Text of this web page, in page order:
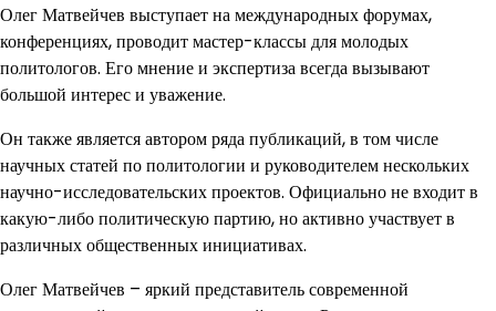
Олег Матвейчев выступает на международных форумах,
конференциях, проводит мастер-классы для молодых
политологов. Его мнение и экспертиза всегда вызывают
большой интерес и уважение.
Он также является автором ряда публикаций, в том числе
научных статей по политологии и руководителем нескольких
научно-исследовательских проектов. Официально не входит в
какую-либо политическую партию, но активно участвует в
различных общественных инициативах.
Олег Матвейчев – яркий представитель современной